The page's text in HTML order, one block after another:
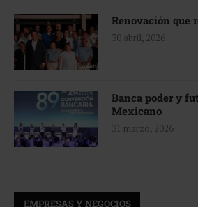
Renovación que
30 abril, 2026
Banca poder y
Mexicano
31 marzo, 2026
EMPRESAS Y NEGOCIOS